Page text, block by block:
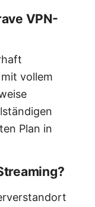
VPN-
vollem
Plan in